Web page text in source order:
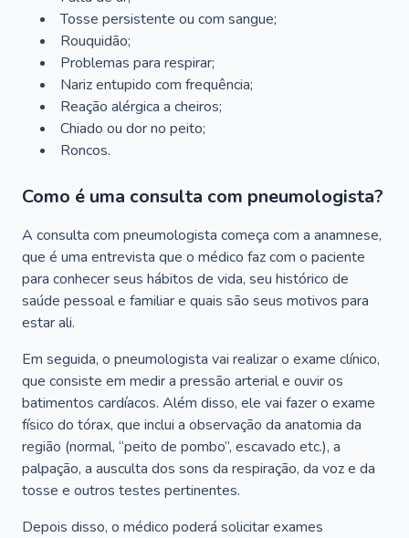
Tosse persistente ou com sangue;
Rouquidão;
Problemas para respirar;
Nariz entupido com frequência;
Reação alérgica a cheiros;
Chiado ou dor no peito;
Roncos.
Como é uma consulta com pneumologista?
A consulta com pneumologista começa com a anamnese,
que é uma entrevista que o médico faz com o paciente
para conhecer seus hábitos de vida, seu histórico de
saúde pessoal e familiar e quais são seus motivos para
estar ali.
Em seguida, o pneumologista vai realizar o exame clínico,
que consiste em medir a pressão arterial e ouvir os
batimentos cardíacos. Além disso, ele vai fazer o exame
físico do tórax, que inclui a observação da anatomia da
região (normal, “peito de pombo”, escavado etc.), a
palpação, a ausculta dos sons da respiração, da voz e da
tosse e outros testes pertinentes.
Depois disso, o médico poderá solicitar exames